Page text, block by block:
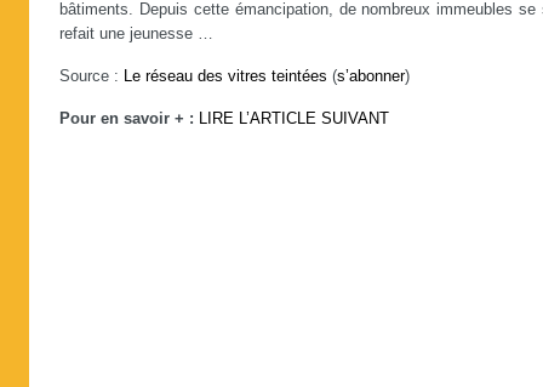
bâtiments. Depuis cette émancipation, de nombreux immeubles se
refait une jeunesse …
Source : Le réseau des vitres teintées (s’abonner)
Pour en savoir + : LIRE L’ARTICLE SUIVANT